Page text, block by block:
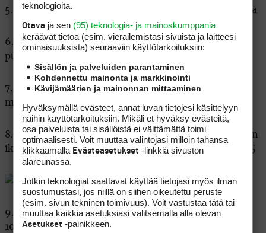
5. C Eniten ET-kisojen voittoja on Robert Karlssonilla
6. A Alkon toimitusjohtaja Jaakko Uotila on EGS:n
puheenjohtaja vuoden 2011 alusta alkaen
7. B Graeme McDowellin hotellihuoneiden koko on
miehen oman käsityksen mukaan kasvanut
8. A Seve Ballesteros oli vain 38-vuoden ja kuukauden
ikäinen voittaessaan Espanjan avoimet keväällä 1995
9. E Peräti yhdeksän suomalaista on pelannut ET:lla
10 kisaa tai enemmän: Mikko Ilonen, Anssi
teknologioita.
Otava ja sen (95) teknologia- ja mainoskumppania
keräävät tietoa (esim. vierailemis­tasi sivuista ja laitteesi
ominaisuuk­sista) seuraaviin käyttötarkoituksiin:
Sisällön ja palveluiden parantaminen
Kohdennettu mainonta ja markkinointi
Kävijämäärien ja mainonnan mittaaminen
Hyväksymällä evästeet, annat luvan tietojesi käsittelyyn
näihin käyttötarkoituksiin. Mikäli et hyväksy evästeitä,
osa palveluista tai sisällöistä ei välttämättä toimi
optimaalisesti. Voit muuttaa valintojasi milloin tahansa
klikkaamalla Evästeasetukset -linkkiä sivuston
alareunassa.
Jotkin teknologiat saattavat käyttää tietojasi myös ilman
suostumustasi, jos niillä on siihen oikeutettu peruste
(esim. sivun tekninen toimivuus). Voit vastustaa tätä tai
muuttaa kaikkia asetuksiasi valitsemalla alla olevan
Asetukset -painikkeen.